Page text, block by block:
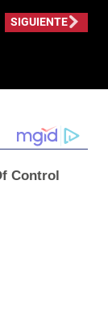
SIGUIENTE
Control